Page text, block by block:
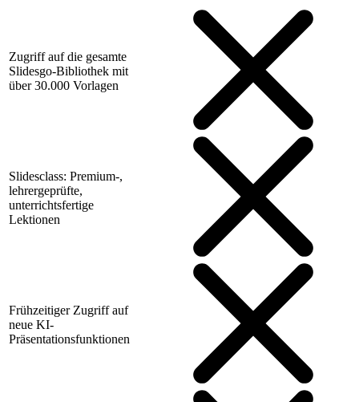
Zugriff auf die gesamte
Slidesgo-Bibliothek mit
über 30.000 Vorlagen
Slidesclass: Premium-,
lehrergeprüfte,
unterrichtsfertige
Lektionen
Frühzeitiger Zugriff auf
neue KI-
Präsentationsfunktionen